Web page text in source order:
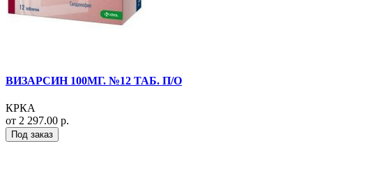
ВИЗАРСИН 100МГ. №12 ТАБ. П/О
КРКА
от 2 297.00 р.
Под заказ